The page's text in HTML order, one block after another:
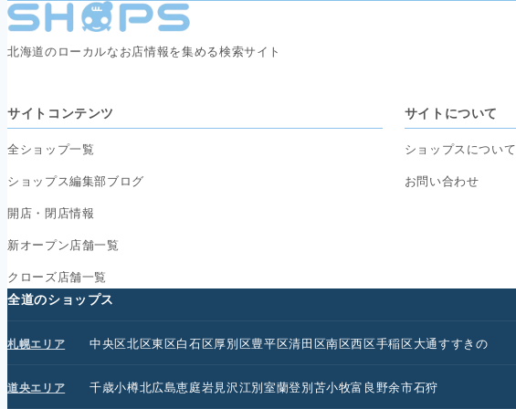
北海道のローカルなお店情報を集める検索サイト
サイトコンテンツ
全ショップ一覧
ショップス編集部ブログ
開店・閉店情報
新オープン店舗一覧
クローズ店舗一覧
サイトについて
ショップスについて
お問い合わせ
全道のショップス
札幌エリア 中央区北区東区白石区厚別区豊平区清田区南区西区手稲区大通すすきの
道央エリア 千歳小樽北広島恵庭岩見沢江別室蘭登別苫小牧富良野余市石狩